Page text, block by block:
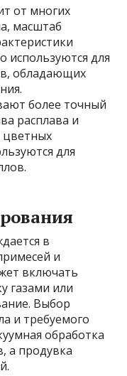
от многих
масштаб
используются для
обладающих
более точный
расплава и
цветных
для
в
и
включать
газами или
Выбор
и требуемого
обработка
а продувка